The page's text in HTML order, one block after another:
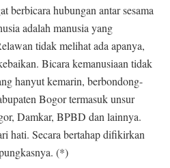
berbicara hubungan antar sesama
adalah manusia yang
tidak melihat ada apanya,
Bicara kemanusiaan tidak
hanyut kemarin, berbondong-
Bogor termasuk unsur
Damkar, BPBD dan lainnya.
hati. Secara bertahap difikirkan
(*)